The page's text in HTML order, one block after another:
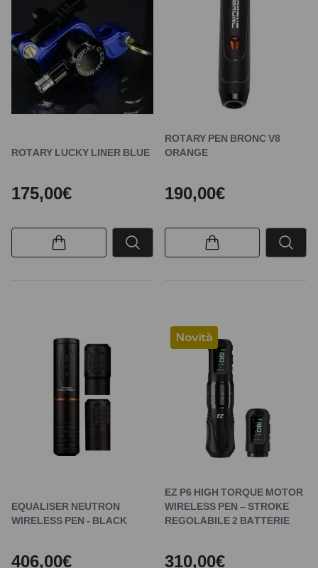
ROTARY LUCKY LINER BLUE
175,00€
ROTARY PEN BRONC V8
ORANGE
190,00€
EQUALISER NEUTRON
WIRELESS PEN - BLACK
406,00€
Novità
EZ P6 HIGH TORQUE MOTOR
WIRELESS PEN – STROKE
REGOLABILE 2 BATTERIE
310,00€